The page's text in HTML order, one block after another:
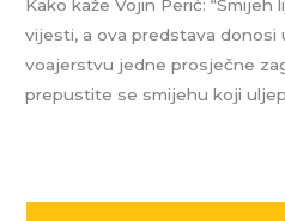
Kako kaže Vojin Perić: “Smijeh
vijesti, a ova predstava donosi
voajerstvu jedne prosječne
prepustite se smijehu koji